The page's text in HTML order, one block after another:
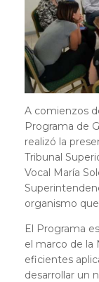
A comienzos
Programa de
realizó la
Tribunal
Vocal María
organismo
El Programa
el marco de la
eficientes
desarrollar un